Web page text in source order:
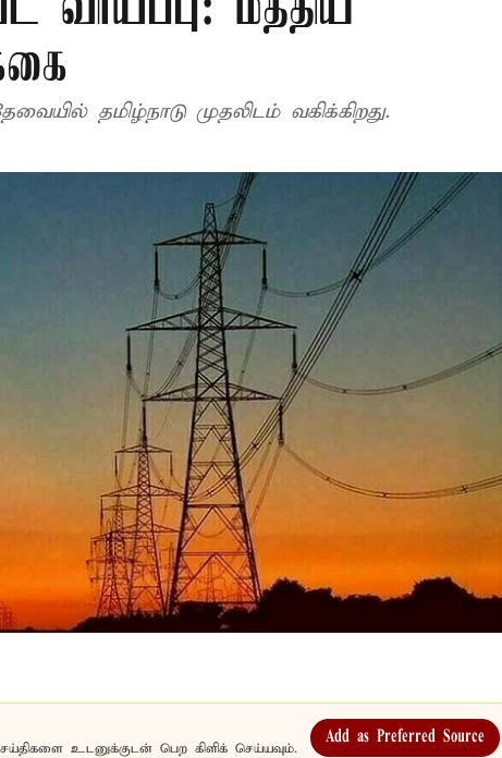
தமிழ்நாடு முதலிடம் வகிக்கிறது.
உடனுக்குடன் பெற கிளிக் செய்யவும்.
Add as Preferred Source